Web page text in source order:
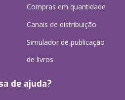
Compras em quantidade
Canais de distribuição
Simulador de publicação
de livros
de ajuda?